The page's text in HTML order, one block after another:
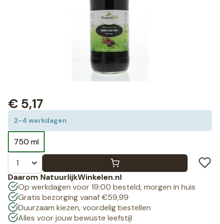
2-4 werkdagen
750 ml
€ 5,17
Daarom NatuurlijkWinkelen.nl
Op werkdagen voor 19:00 besteld, morgen in huis
Gratis bezorging vanaf €59,99
Duurzaam kiezen, voordelig bestellen
Alles voor jouw bewuste leefstijl